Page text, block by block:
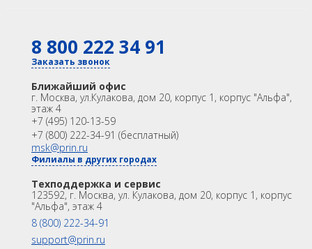
8 800 222 34 91
Заказать звонок
Ближайший офис
г. Москва, ул.Кулакова, дом 20, корпус 1, корпус "Альфа",
этаж 4
+7 (495) 120-13-59
+7 (800) 222-34-91 (бесплатный)
msk@prin.ru
Филиалы в других городах
Техподдержка и сервис
123592, г. Москва, ул. Кулакова, дом 20, корпус 1, корпус
"Альфа", этаж 4
8 (800) 222-34-91
support@prin.ru
КАТАЛОГ
GNSS
Модемы
Программы
Аксеcсуары
Распродажа
ИНФОРМАЦИЯ
Акции
Техподдержка и сервис
Университет
Партнёрам
О Компании